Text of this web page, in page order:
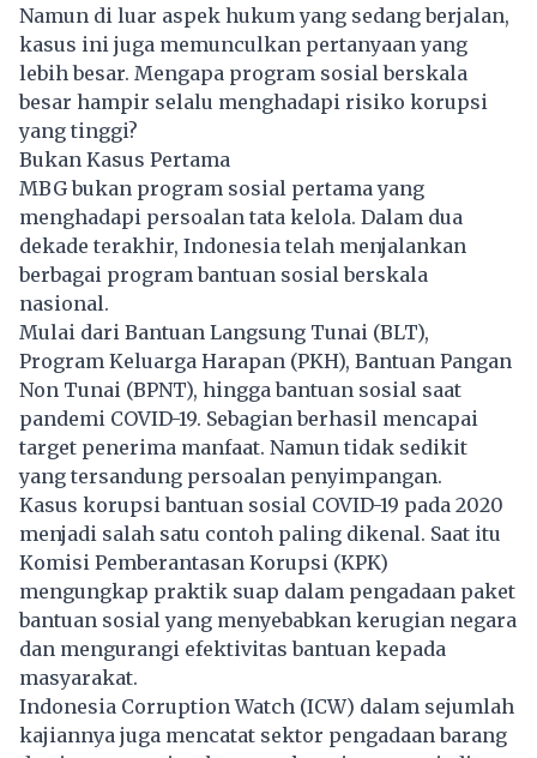
Namun di luar aspek hukum yang sedang berjalan,
kasus ini juga memunculkan pertanyaan yang
lebih besar. Mengapa program sosial berskala
besar hampir selalu menghadapi risiko korupsi
yang tinggi?
Bukan Kasus Pertama
MBG bukan program sosial pertama yang
menghadapi persoalan tata kelola. Dalam dua
dekade terakhir, Indonesia telah menjalankan
berbagai program bantuan sosial berskala
nasional.
Mulai dari Bantuan Langsung Tunai (BLT),
Program Keluarga Harapan (PKH), Bantuan Pangan
Non Tunai (BPNT), hingga bantuan sosial saat
pandemi COVID-19. Sebagian berhasil mencapai
target penerima manfaat. Namun tidak sedikit
yang tersandung persoalan penyimpangan.
Kasus korupsi bantuan sosial COVID-19 pada 2020
menjadi salah satu contoh paling dikenal. Saat itu
Komisi Pemberantasan Korupsi (KPK)
mengungkap praktik suap dalam pengadaan paket
bantuan sosial yang menyebabkan kerugian negara
dan mengurangi efektivitas bantuan kepada
masyarakat.
Indonesia Corruption Watch (ICW) dalam sejumlah
kajiannya juga mencatat sektor pengadaan barang